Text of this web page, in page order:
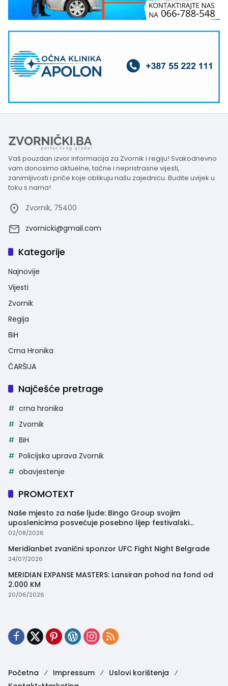
Vaš pouzdan izvor informacija za Zvornik i regiju! Svakodnevno
vam donosimo aktuelne, tačne i nepristrasne vijesti,
zanimljivosti i priče koje oblikuju našu zajednicu. Budite uvijek u
toku s nama!
Zvornik, 75400
zvornicki@gmail.com
Kategorije
Najnovije
Vijesti
Zvornik
Regija
BiH
Crna Hronika
ČARŠIJA
Najčešće pretrage
crna hronika
Zvornik
BiH
Policijska uprava Zvornik
obavjestenje
PROMOTEXT
Naše mjesto za naše ljude: Bingo Group svojim
uposlenicima posvećuje posebno lijep festivalski
trenutak
02/08/2026
Meridianbet zvanični sponzor UFC Fight Night Belgrade
24/07/2026
MERIDIAN EXPANSE MASTERS: Lansiran pohod na fond od
2.000 KM
20/06/2026
Početna Impressum
Uslovi korištenja